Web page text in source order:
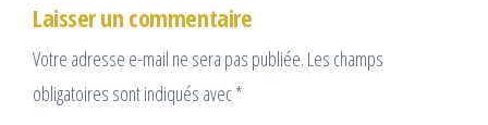
Laisser un commentaire
Votre adresse e-mail ne sera pas publiée. Les champs
obligatoires sont indiqués avec*